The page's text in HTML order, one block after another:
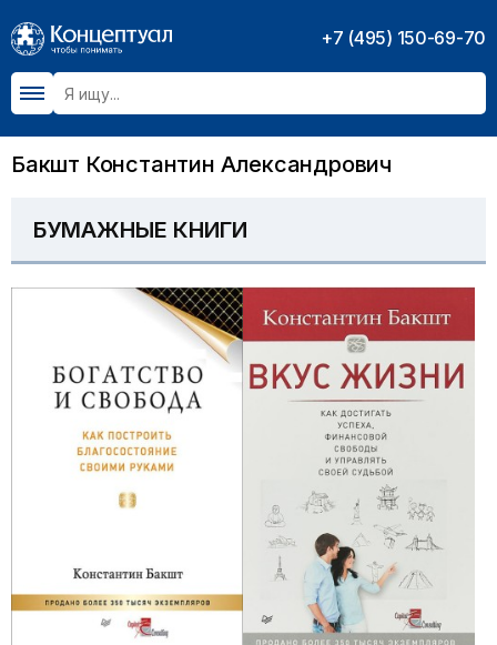
+7 (495) 150-69-70
Бакшт Константин Александрович
БУМАЖНЫЕ КНИГИ